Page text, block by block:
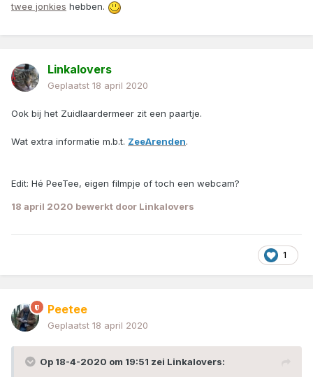
twee jonkies hebben.
Linkalovers
Geplaatst 18 april 2020
Ook bij het Zuidlaardermeer zit een paartje.
Wat extra informatie m.b.t. ZeeArenden.
Edit: Hé PeeTee, eigen filmpje of toch een webcam?
18 april 2020 bewerkt door Linkalovers
1
Peetee
Geplaatst 18 april 2020
Op 18-4-2020 om 19:51 zei Linkalovers: